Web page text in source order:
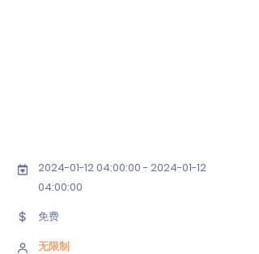
2024-01-12 04:00:00 - 2024-01-12
04:00:00
免费
无限制